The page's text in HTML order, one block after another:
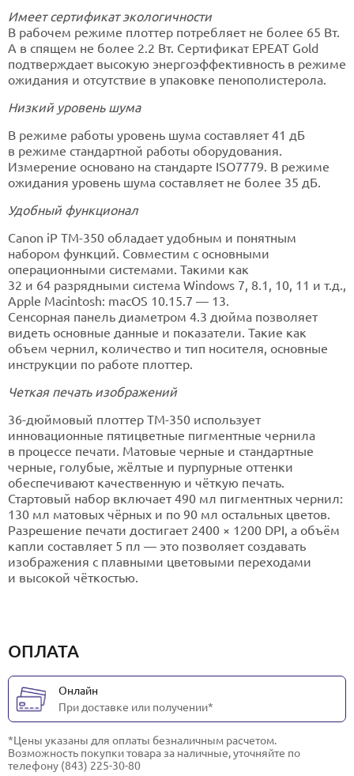
Имеет сертификат экологичности
В рабочем режиме плоттер потребляет не более 65 Вт.
А в спящем не более 2.2 Вт. Сертификат EPEAT Gold
подтверждает высокую энергоэффективность в режиме
ожидания и отсутствие в упаковке пенополистерола.
Низкий уровень шума
В режиме работы уровень шума составляет 41 дБ
в режиме стандартной работы оборудования.
Измерение основано на стандарте ISO7779. В режиме
ожидания уровень шума составляет не более 35 дБ.
Удобный функционал
Canon iP TM-350 обладает удобным и понятным
набором функций. Совместим с основными
операционными системами. Такими как
32 и 64 разрядными система Windows 7, 8.1, 10, 11 и т.д.,
Apple Macintosh: macOS 10.15.7 — 13.
Сенсорная панель диаметром 4.3 дюйма позволяет
видеть основные данные и показатели. Такие как
объем чернил, количество и тип носителя, основные
инструкции по работе плоттер.
Четкая печать изображений
36-дюймовый плоттер TM-350 использует
инновационные пятицветные пигментные чернила
в процессе печати. Матовые черные и стандартные
черные, голубые, жёлтые и пурпурные оттенки
обеспечивают качественную и чёткую печать.
Стартовый набор включает 490 мл пигментных чернил:
130 мл матовых чёрных и по 90 мл остальных цветов.
Разрешение печати достигает 2400 × 1200 DPI, а объём
капли составляет 5 пл — это позволяет создавать
изображения с плавными цветовыми переходами
и высокой чёткостью.
ОПЛАТА
Онлайн
При доставке или получении*
*Цены указаны для оплаты безналичным расчетом.
Возможность покупки товара за наличные, уточняйте по
телефону (843) 225-30-80